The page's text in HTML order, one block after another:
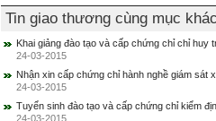
Tin giao thương cùng mục khác
Khai giảng đào tạo và cấp chứng chỉ chỉ huy
24-03-2015
Nhận xin cấp chứng chỉ hành nghề giám sát
24-03-2015
Tuyển sinh đào tạo và cấp chứng chỉ kiểm
24-03-2015